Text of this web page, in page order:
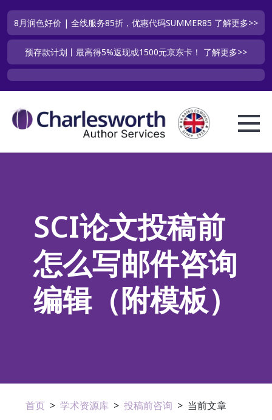
8月润色好价 | 全线服务85折，优惠代码SUMMER85 了解更多>>
预存款计划丨最高得5%返现或1500元京东卡！ 了解更多>>
SCI论文投稿前
怎么写邮件咨询
编辑（附模板）
首页 > 学术资源库 > 投稿前咨询 > 当前文章